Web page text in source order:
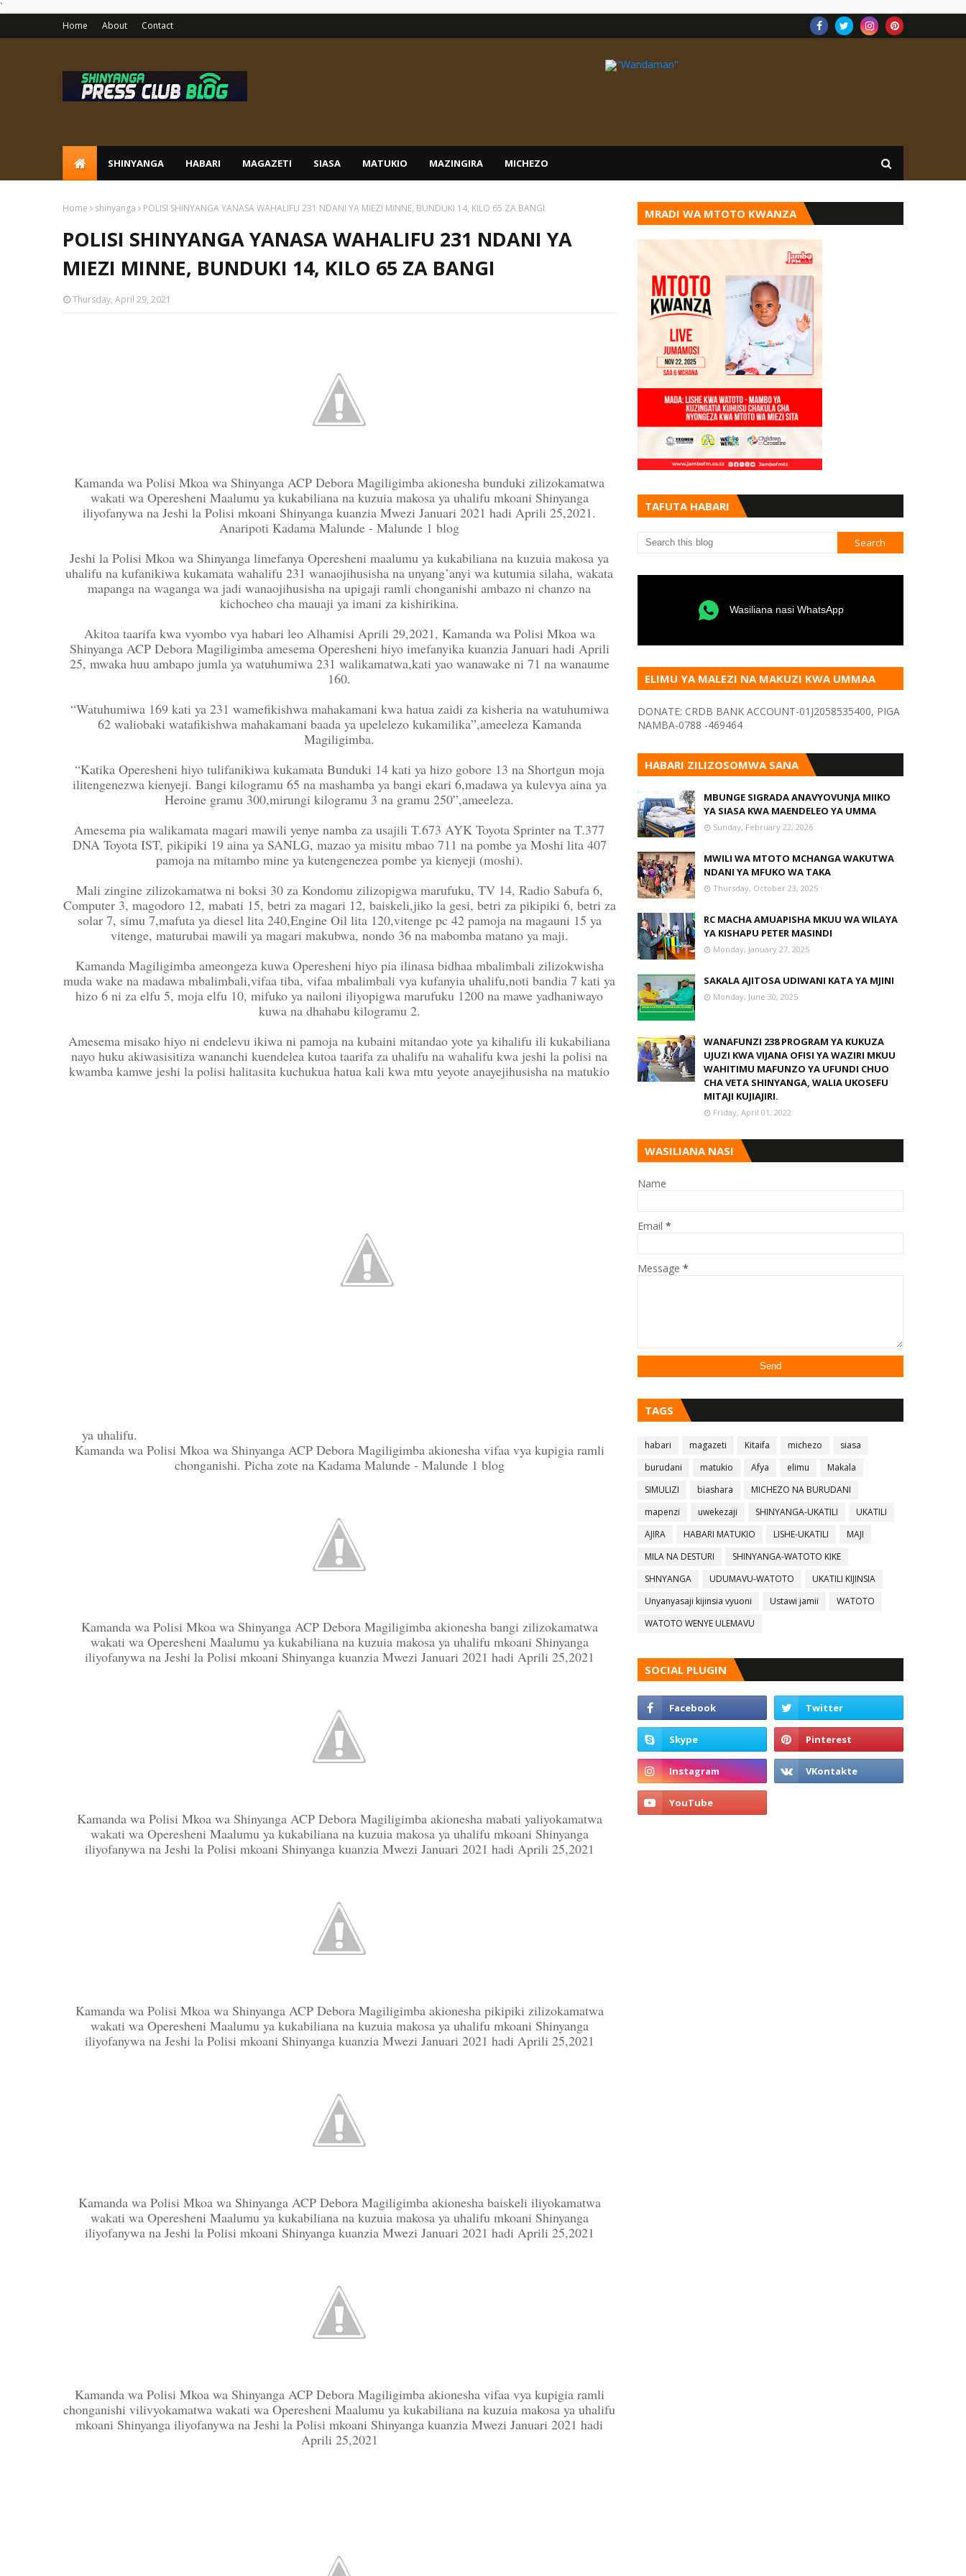
`
Home About Contact
SHINYANGA HABARI MAGAZETI SIASA MATUKIO MAZINGIRA MICHEZO
Home shinyanga POLISI SHINYANGA YANASA WAHALIFU 231 NDANI YA MIEZI MINNE, BUNDUKI 14, KILO 65 ZA BANGI
POLISI SHINYANGA YANASA WAHALIFU 231 NDANI YA
MIEZI MINNE, BUNDUKI 14, KILO 65 ZA BANGI
Thursday, April 29, 2021
Kamanda wa Polisi Mkoa wa Shinyanga ACP Debora Magiligimba akionesha bunduki zilizokamatwa
wakati wa Operesheni Maalumu ya kukabiliana na kuzuia makosa ya uhalifu mkoani Shinyanga
iliyofanywa na Jeshi la Polisi mkoani Shinyanga kuanzia Mwezi Januari 2021 hadi Aprili 25,2021.
Anaripoti Kadama Malunde - Malunde 1 blog
Jeshi la Polisi Mkoa wa Shinyanga limefanya Operesheni maalumu ya kukabiliana na kuzuia makosa ya
uhalifu na kufanikiwa kukamata wahalifu 231 wanaojihusisha na unyang’anyi wa kutumia silaha, wakata
mapanga na waganga wa jadi wanaojihusisha na upigaji ramli chonganishi ambazo ni chanzo na
kichocheo cha mauaji ya imani za kishirikina.
Akitoa taarifa kwa vyombo vya habari leo Alhamisi Aprili 29,2021, Kamanda wa Polisi Mkoa wa
Shinyanga ACP Debora Magiligimba amesema Operesheni hiyo imefanyika kuanzia Januari hadi Aprili
25, mwaka huu ambapo jumla ya watuhumiwa 231 walikamatwa,kati yao wanawake ni 71 na wanaume
160.
“Watuhumiwa 169 kati ya 231 wamefikishwa mahakamani kwa hatua zaidi za kisheria na watuhumiwa
62 waliobaki watafikishwa mahakamani baada ya upelelezo kukamilika”,ameeleza Kamanda
Magiligimba.
“Katika Operesheni hiyo tulifanikiwa kukamata Bunduki 14 kati ya hizo gobore 13 na Shortgun moja
ilitengenezwa kienyeji. Bangi kilogramu 65 na mashamba ya bangi ekari 6,madawa ya kulevya aina ya
Heroine gramu 300,mirungi kilogramu 3 na gramu 250”,ameeleza.
Amesema pia walikamata magari mawili yenye namba za usajili T.673 AYK Toyota Sprinter na T.377
DNA Toyota IST, pikipiki 19 aina ya SANLG, mazao ya misitu mbao 711 na pombe ya Moshi lita 407
pamoja na mitambo mine ya kutengenezea pombe ya kienyeji (moshi).
Mali zingine zilizokamatwa ni boksi 30 za Kondomu zilizopigwa marufuku, TV 14, Radio Sabufa 6,
Computer 3, magodoro 12, mabati 15, betri za magari 12, baiskeli,jiko la gesi, betri za pikipiki 6, betri za
solar 7, simu 7,mafuta ya diesel lita 240,Engine Oil lita 120,vitenge pc 42 pamoja na magauni 15 ya
vitenge, maturubai mawili ya magari makubwa, nondo 36 na mabomba matano ya maji.
Kamanda Magiligimba ameongeza kuwa Operesheni hiyo pia ilinasa bidhaa mbalimbali zilizokwisha
muda wake na madawa mbalimbali,vifaa tiba, vifaa mbalimbali vya kufanyia uhalifu,noti bandia 7 kati ya
hizo 6 ni za elfu 5, moja elfu 10, mifuko ya nailoni iliyopigwa marufuku 1200 na mawe yadhaniwayo
kuwa na dhahabu kilogramu 2.
Amesema misako hiyo ni endelevu ikiwa ni pamoja na kubaini mitandao yote ya kihalifu ili kukabiliana
nayo huku akiwasisitiza wananchi kuendelea kutoa taarifa za uhalifu na wahalifu kwa jeshi la polisi na
kwamba kamwe jeshi la polisi halitasita kuchukua hatua kali kwa mtu yeyote anayejihusisha na matukio
ya uhalifu.
Kamanda wa Polisi Mkoa wa Shinyanga ACP Debora Magiligimba akionesha vifaa vya kupigia ramli
chonganishi. Picha zote na Kadama Malunde - Malunde 1 blog
Kamanda wa Polisi Mkoa wa Shinyanga ACP Debora Magiligimba akionesha bangi zilizokamatwa
wakati wa Operesheni Maalumu ya kukabiliana na kuzuia makosa ya uhalifu mkoani Shinyanga
iliyofanywa na Jeshi la Polisi mkoani Shinyanga kuanzia Mwezi Januari 2021 hadi Aprili 25,2021
Kamanda wa Polisi Mkoa wa Shinyanga ACP Debora Magiligimba akionesha mabati yaliyokamatwa
wakati wa Operesheni Maalumu ya kukabiliana na kuzuia makosa ya uhalifu mkoani Shinyanga
iliyofanywa na Jeshi la Polisi mkoani Shinyanga kuanzia Mwezi Januari 2021 hadi Aprili 25,2021
Kamanda wa Polisi Mkoa wa Shinyanga ACP Debora Magiligimba akionesha pikipiki zilizokamatwa
wakati wa Operesheni Maalumu ya kukabiliana na kuzuia makosa ya uhalifu mkoani Shinyanga
iliyofanywa na Jeshi la Polisi mkoani Shinyanga kuanzia Mwezi Januari 2021 hadi Aprili 25,2021
Kamanda wa Polisi Mkoa wa Shinyanga ACP Debora Magiligimba akionesha baiskeli iliyokamatwa
wakati wa Operesheni Maalumu ya kukabiliana na kuzuia makosa ya uhalifu mkoani Shinyanga
iliyofanywa na Jeshi la Polisi mkoani Shinyanga kuanzia Mwezi Januari 2021 hadi Aprili 25,2021
Kamanda wa Polisi Mkoa wa Shinyanga ACP Debora Magiligimba akionesha vifaa vya kupigia ramli
chonganishi vilivyokamatwa wakati wa Operesheni Maalumu ya kukabiliana na kuzuia makosa ya uhalifu
mkoani Shinyanga iliyofanywa na Jeshi la Polisi mkoani Shinyanga kuanzia Mwezi Januari 2021 hadi
Aprili 25,2021
MRADI WA MTOTO KWANZA
TAFUTA HABARI
Wasiliana nasi WhatsApp
ELIMU YA MALEZI NA MAKUZI KWA UMMAA
DONATE: CRDB BANK ACCOUNT-01J2058535400, PIGA
NAMBA-0788 -469464
HABARI ZILIZOSOMWA SANA
MBUNGE SIGRADA ANAVYOVUNJA MIIKO
YA SIASA KWA MAENDELEO YA UMMA
Sunday, February 22, 2026
MWILI WA MTOTO MCHANGA WAKUTWA
NDANI YA MFUKO WA TAKA
Thursday, October 23, 2025
RC MACHA AMUAPISHA MKUU WA WILAYA
YA KISHAPU PETER MASINDI
Monday, January 27, 2025
SAKALA AJITOSA UDIWANI KATA YA MJINI
Monday, June 30, 2025
WANAFUNZI 238 PROGRAM YA KUKUZA
UJUZI KWA VIJANA OFISI YA WAZIRI MKUU
WAHITIMU MAFUNZO YA UFUNDI CHUO
CHA VETA SHINYANGA, WALIA UKOSEFU
MITAJI KUJIAJIRI.
Friday, April 01, 2022
WASILIANA NASI
Name
Email *
Message *
TAGS
habari magazeti Kitaifa michezo
siasa
burudani
matukio Afya elimu
Makala
SIMULIZI
biashara
MICHEZO NA BURUDANI
mapenzi
uwekezaji SHINYANGA-UKATILI
UKATILI
AJIRA
HABARI MATUKIO LISHE-UKATILI
MAJI
MILA NA DESTURI
SHINYANGA-WATOTO KIKE
SHNYANGA
UDUMAVU-WATOTO
UKATILI KIJINSIA
Unyanyasaji kijinsia vyuoni
Ustawi jamii
WATOTO
WATOTO WENYE ULEMAVU
SOCIAL PLUGIN